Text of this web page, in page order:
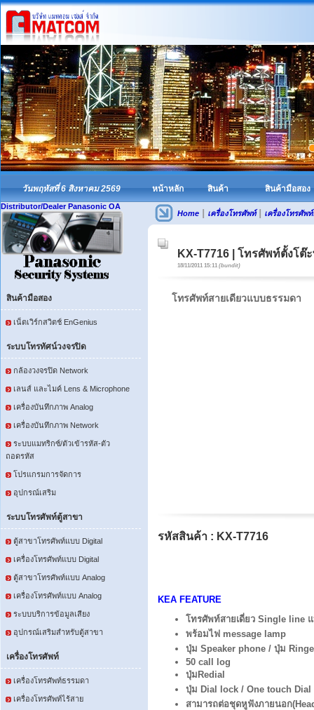
วันพฤหัสที่ 6 สิงหาคม 2569 หน้าหลัก สินค้า สินค้ามือสอง
Distributor/Dealer Panasonic OA
สินค้ามือสอง
เน็ตเวิร์กสวิตช์ EnGenius
ระบบโทรทัศน์วงจรปิด
กล้องวงจรปิด Network
เลนส์ และไมค์ Lens & Microphone
เครื่องบันทึกภาพ Analog
เครื่องบันทึกภาพ Network
ระบบแมทริกซ์/ตัวเข้ารหัส-ตัว
ถอดรหัส
โปรแกรมการจัดการ
อุปกรณ์เสริม
ระบบโทรศัพท์ตู้สาขา
ตู้สาขาโทรศัพท์แบบ Digital
เครื่องโทรศัพท์แบบ Digital
ตู้สาขาโทรศัพท์แบบ Analog
เครื่องโทรศัพท์แบบ Analog
ระบบบริการข้อมูลเสียง
อุปกรณ์เสริมสำหรับตู้สาขา
เครื่องโทรศัพท์
เครื่องโทรศัพท์ธรรมดา
เครื่องโทรศัพท์ไร้สาย
Home | เครื่องโทรศัพท์ | เครื่องโทรศัพ
KX-T7716 | โทรศัพท์ตั้งโ
18/11/2011 15:11 (bundit)
โทรศัพท์สายเดียวแบบธรรมดา
รหัสสินค้า : KX-T7716
KEA FEATURE
โทรศัพท์สายเดี่ยว Single line
พร้อมไฟ message lamp
ปุ่ม Speaker phone / ปุ่ม
50 call log
ปุ่มRedial
ปุ่ม Dial lock / One touch Dial
สามารถต่อชุดหูฟังภายนอก